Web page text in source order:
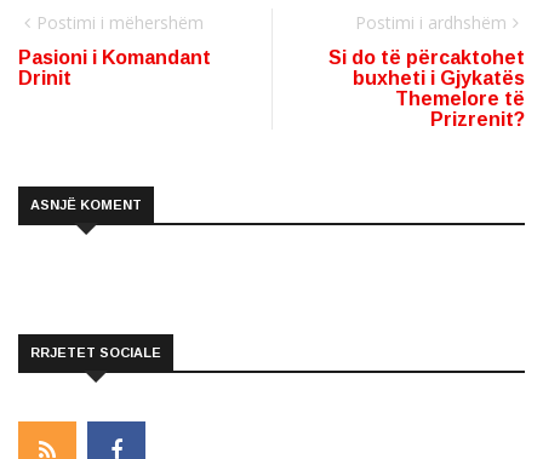
Postimi i mëhershëm
Pasioni i Komandant
Drinit
Postimi i ardhshëm
Si do të përcaktohet
buxheti i Gjykatës
Themelore të
Prizrenit?
ASNJË KOMENT
RRJETET SOCIALE